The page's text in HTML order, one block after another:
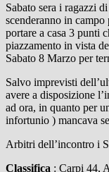
Sabato sera i ragazzi
scenderanno in
portare a casa 3 punti
piazzamento in vista
Sabato 8 Marzo per
Salvo imprevisti
avere a disposizione
ad ora, in quanto per
infortunio ) mancava
Arbitri dell’incontro i
Classifica : Carpi 44,